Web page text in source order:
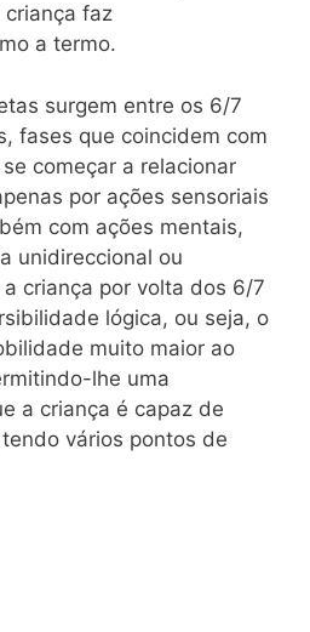
faz
a termo.
surgem entre os 6/7
fases que coincidem com
começar a relacionar
por ações sensoriais
com ações mentais,
unidireccional ou
criança por volta dos 6/7
lógica, ou seja, o
muito maior ao
lhe uma
a criança é capaz de
vários pontos de